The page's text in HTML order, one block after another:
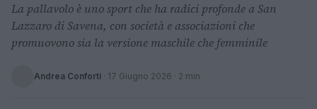
La pallavolo è uno sport che ha radici profonde a San
Lazzaro di Savena, con società e associazioni che
promuovono sia la versione maschile che femminile
Andrea Conforti · 17 Giugno 2026 · 2 min